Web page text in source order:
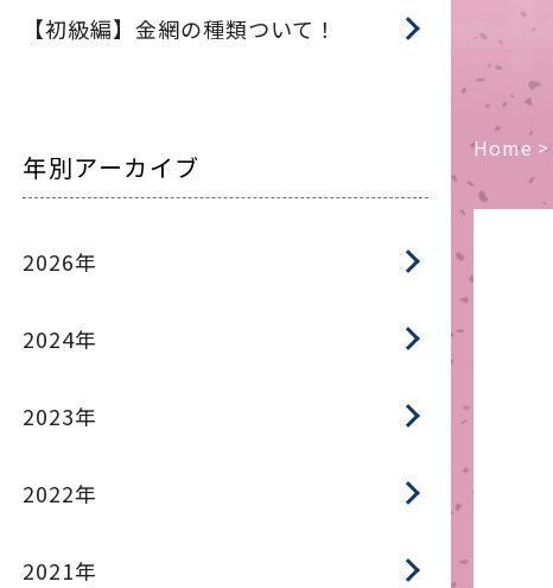
【初級編】金網の種類ついて！
年別アーカイブ
2026年
2024年
2023年
2022年
2021年
Home >